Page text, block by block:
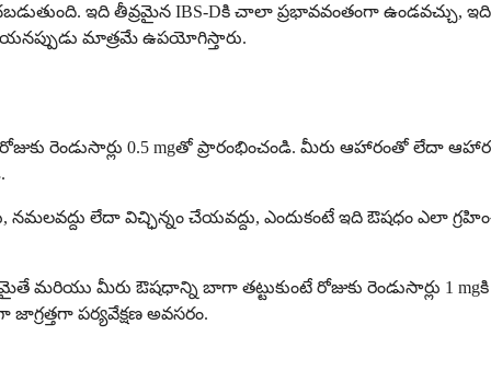
ఇది తీవ్రమైన IBS-Dకి చాలా ప్రభావవంతంగా ఉండవచ్చు,
మాత్రమే ఉపయోగిస్తారు.
రెండుసార్లు 0.5 mgతో ప్రారంభించండి. మీరు ఆహారంతో లేదా
నమలవద్దు లేదా విచ్ఛిన్నం చేయవద్దు, ఎందుకంటే ఇది ఔషధం ఎలా
మీరు ఔషధాన్ని బాగా తట్టుకుంటే రోజుకు రెండుసార్లు 1
పర్యవేక్షణ అవసరం.